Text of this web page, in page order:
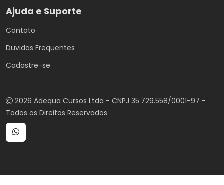
Ajuda e Suporte
Contato
Duvidas Frequentes
Cadastre-se
2026 Adequa Cursos Ltda - CNPJ 35.729.558/0001-97 -
Todos os Direitos Reservados